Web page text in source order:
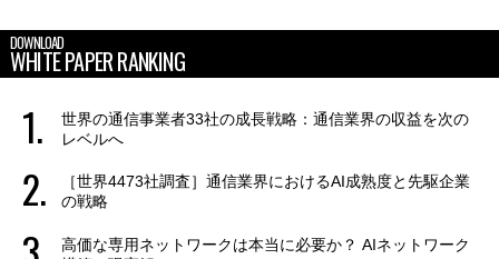
DOWNLOAD
WHITE PAPER RANKING
世界の通信事業者33社の成長戦略：通信業界の収益を次の
レベルへ
［世界4473社調査］通信業界におけるAI成熟度と先駆企業
の戦略
高価な専用ネットワークは本当に必要か？ AIネットワーク